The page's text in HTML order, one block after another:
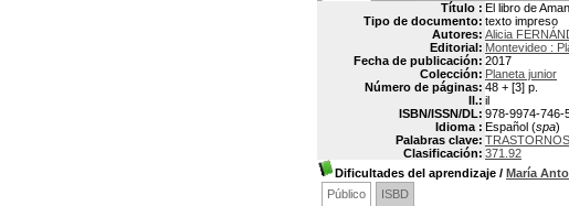
Título : El libro de
Tipo de documento: texto impreso
Autores: Alicia
Editorial: Montevideo :
Fecha de publicación: 2017
Colección: Planeta junior
Número de páginas: 48 + [3] p.
Il.: il
ISBN/ISSN/DL: 978-9974-746-
Idioma : Español (spa)
Palabras clave:
Clasificación: 371.92
Dificultades del aprendizaje / María
Público
ISBD